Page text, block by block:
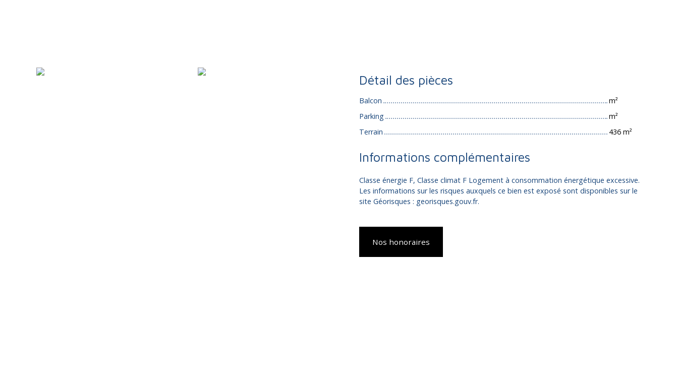
Détail des pièces
Balcon
m²
Parking
m²
Terrain
436 m²
Informations complémentaires
Classe énergie F, Classe climat F Logement à consommation énergétique excessive.
Les informations sur les risques auxquels ce bien est exposé sont disponibles sur le
site Géorisques : georisques.gouv.fr.
Nos honoraires